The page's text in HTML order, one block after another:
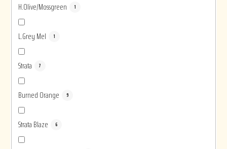
H.Olive/Mossgreen 1
L.Grey Mel 1
Strata 7
Burned Orange 9
Strata Blaze 6